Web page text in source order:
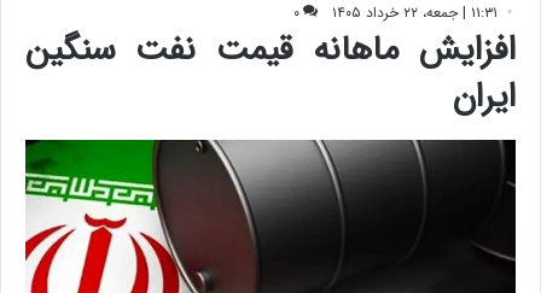
۱۱:۳۱ | جمعه، ۲۲ خرداد ۱۴۰۵ ۰
افزایش ماهانه قیمت نفت سنگین
ایران